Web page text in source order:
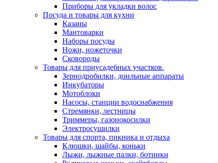
Приборы для укладки волос
Посуда и товары для кухни
Казаны
Мантоварки
Наборы посуды
Ножи, ножеточки
Сковороды
Товары для приусадебных участков.
Зернодробилки, доильные аппараты
Инкубаторы
Мотоблоки
Насосы, станции водоснабжения
Стремянки, лестницы
Триммеры, газонокосилки
Электросушилки
Товары для спорта, пикника и отдыха
Клюшки, шайбы, коньки
Лыжи, лыжные палки, ботинки